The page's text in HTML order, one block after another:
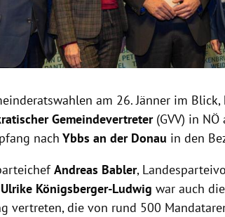
am 26. Jänner im
Gemeindevertreter(GVV) in NÖ
nach Ybbs an der Donau in den
Andreas Babler,
Königsberger-Ludwigwar auch
vertreten, die von rund 500